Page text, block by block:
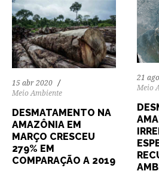
15 abr 2020
Meio Ambiente
DESMATAMENTO NA
AMAZÔNIA EM
MARÇO CRESCEU
279% EM
COMPARAÇÃO A 2019
21
Meio